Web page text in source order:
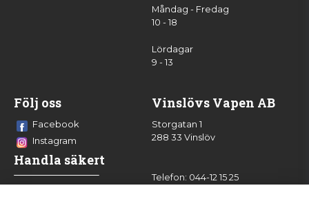
Måndag - Fredag
10 - 18
Lördagar
9 - 13
Följ oss
Facebook
Instagram
Handla säkert
Vinslövs Vapen AB
Storgatan 1
288 33 Vinslöv
Telefon: 044-12 15 25